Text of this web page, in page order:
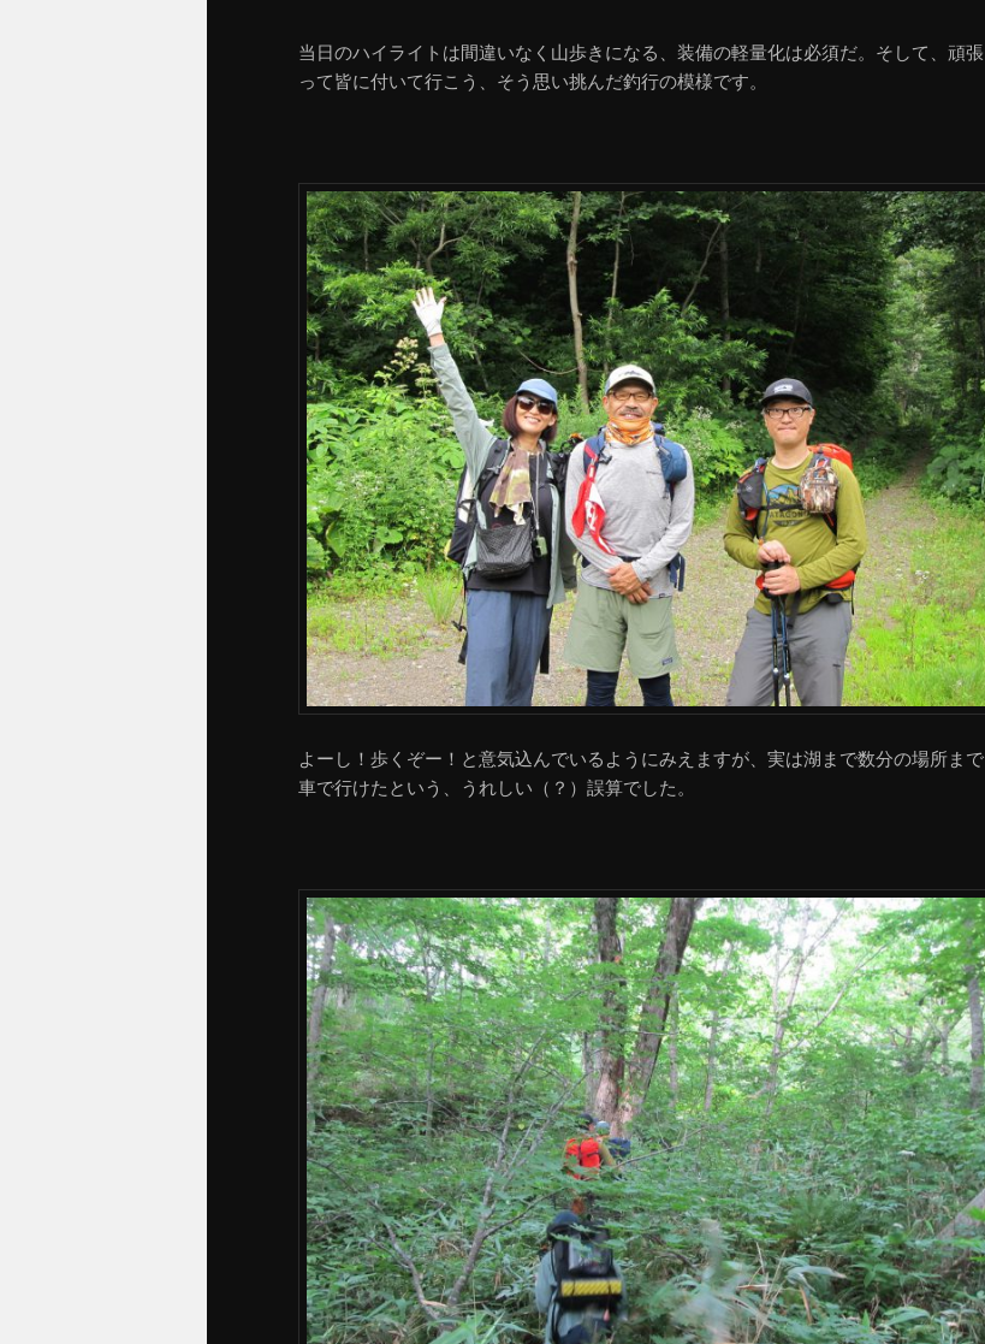
当日のハイライトは間違いなく山歩きになる、装備の軽量化は必須だ。そして、頑張
って皆に付いて行こう、そう思い挑んだ釣行の模様です。
よーし！歩くぞー！と意気込んでいるようにみえますが、実は湖まで数分の場所まで
車で行けたという、うれしい（？）誤算でした。